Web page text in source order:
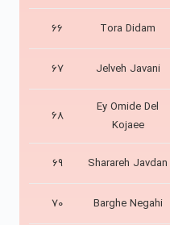
66 Tora Didam
67 Jelveh Javani
68
Ey Omide Del
Kojaee
69 Sharareh Javdan
70 Barghe Negahi